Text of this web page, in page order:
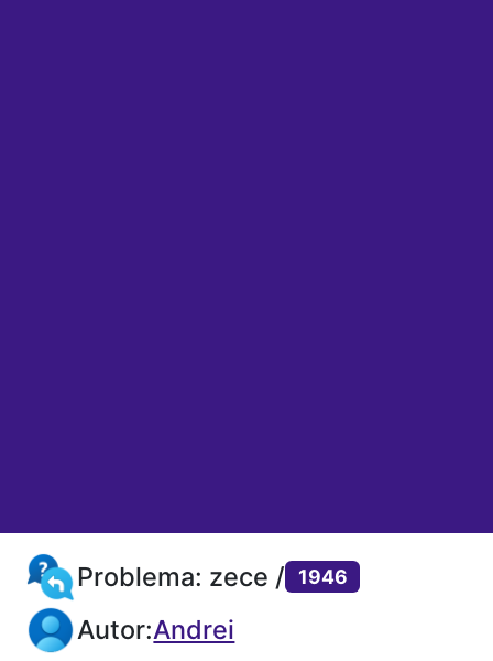
Problema: zece / 1946
Autor:Andrei